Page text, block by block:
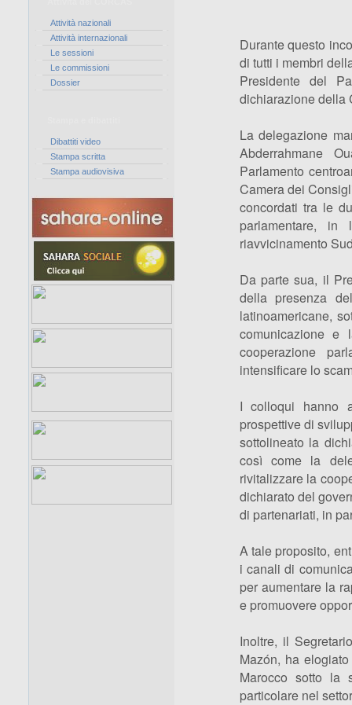
Attività nazionali
Attività internazionali
Le sessioni
Le commissioni
Dossier
Dibattiti video
Stampa scritta
Stampa audiovisiva
Durante questo
di tutti i membri
Presidente del
dichiarazione della
La delegazione
Abderrahmane
Parlamento
Camera dei
concordati tra le
parlamentare,
riavvicinamento
Da parte sua, il
della presenza
latinoamericane,
comunicazione e
cooperazione
intensificare lo
I colloqui hanno
prospettive di
sottolineato la
così come la
rivitalizzare la
dichiarato del
di partenariati, in
A tale proposito,
i canali di
per aumentare la
e promuovere
Inoltre, il
Mazón, ha
Marocco sotto la
particolare nel